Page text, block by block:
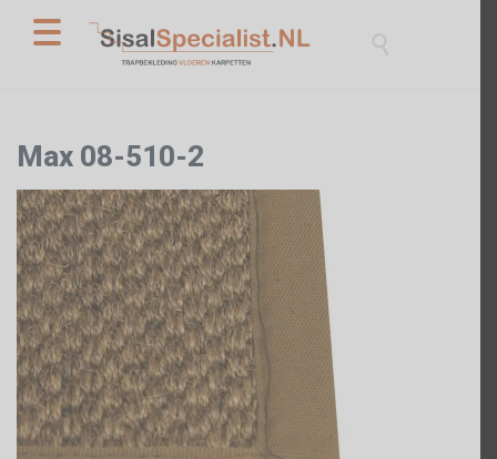
Max 08-510-2